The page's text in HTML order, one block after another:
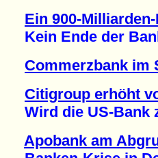
Ein 900-
Kein Ende der
Commerzbank im
Citigroup erhöht
Wird die US-Bank
Apobank am